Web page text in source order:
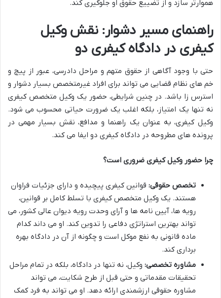
هموارتر سازد و از تضییع حقوق او جلوگیری کند.
راهنمای مسیر دشوار: نقش وکیل
کیفری در دادگاه کیفری دو
حتی با وجود آگاهی از حقوق متهم و مراحل دادرسی، عبور از پیچ و
خم های نظام قضایی می تواند برای افراد غیرمتخصص بسیار دشوار و
استرس زا باشد. در چنین شرایطی، حضور یک وکیل متخصص کیفری
نه تنها یک امتیاز، بلکه اغلب یک ضرورت حیاتی محسوب می شود.
وکیل کیفری، به عنوان یک راهنما و مدافع، نقش بسیار مهمی در
پرونده های مطروحه در دادگاه کیفری دو ایفا می کند.
چرا حضور وکیل کیفری ضروری است؟
تخصص حقوقی: قوانین کیفری پیچیده و دارای جزئیات فراوان
هستند. یک وکیل متخصص کیفری با تسلط کامل بر قوانین،
رویه ها، آیین نامه ها و آرای وحدت رویه دیوان عالی کشور، می
تواند بهترین استراتژی دفاعی را تدوین کند. او می داند کدام
ماده قانونی به نفع موکل است و چگونه از آن در دادگاه بهره
برداری کند.
مشاوره تخصصی: وکیل، نه تنها در دادگاه، بلکه در تمام مراحل
تحقیقات مقدماتی و حتی قبل از طرح شکایت، می تواند
مشاوره حقوقی ارزشمندی ارائه دهد. او می تواند به فرد کمک